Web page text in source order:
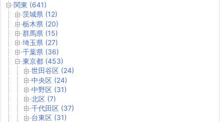
関東 (641)
茨城県 (12)
栃木県 (20)
群馬県 (15)
埼玉県 (27)
千葉県 (36)
東京都 (453)
世田谷区 (24)
中央区 (24)
中野区 (31)
北区 (7)
千代田区 (37)
台東区 (31)